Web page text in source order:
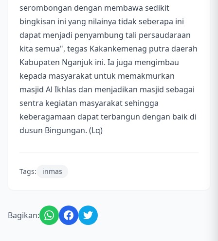
serombongan dengan membawa sedikit
bingkisan ini yang nilainya tidak seberapa ini
dapat menjadi penyambung tali persaudaraan
kita semua", tegas Kakankemenag putra daerah
Kabupaten Nganjuk ini. Ia juga mengimbau
kepada masyarakat untuk memakmurkan
masjid Al Ikhlas dan menjadikan masjid sebagai
sentra kegiatan masyarakat sehingga
keberagamaan dapat terbangun dengan baik di
dusun Bingungan. (Lq)
Tags: inmas
Bagikan: